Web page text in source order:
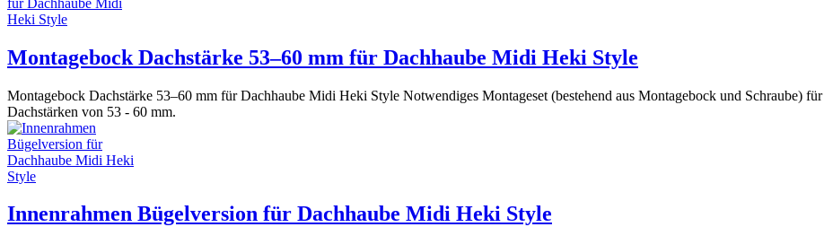
Montagebock Dachstärke 53–60 mm für Dachhaube Midi Heki Style
Montagebock Dachstärke 53–60 mm für Dachhaube Midi Heki Style Notwendiges Montageset (bestehend aus Montagebock und Schraube)
Dachstärken von 53 - 60 mm.
Innenrahmen Bügelversion für Dachhaube Midi Heki Style